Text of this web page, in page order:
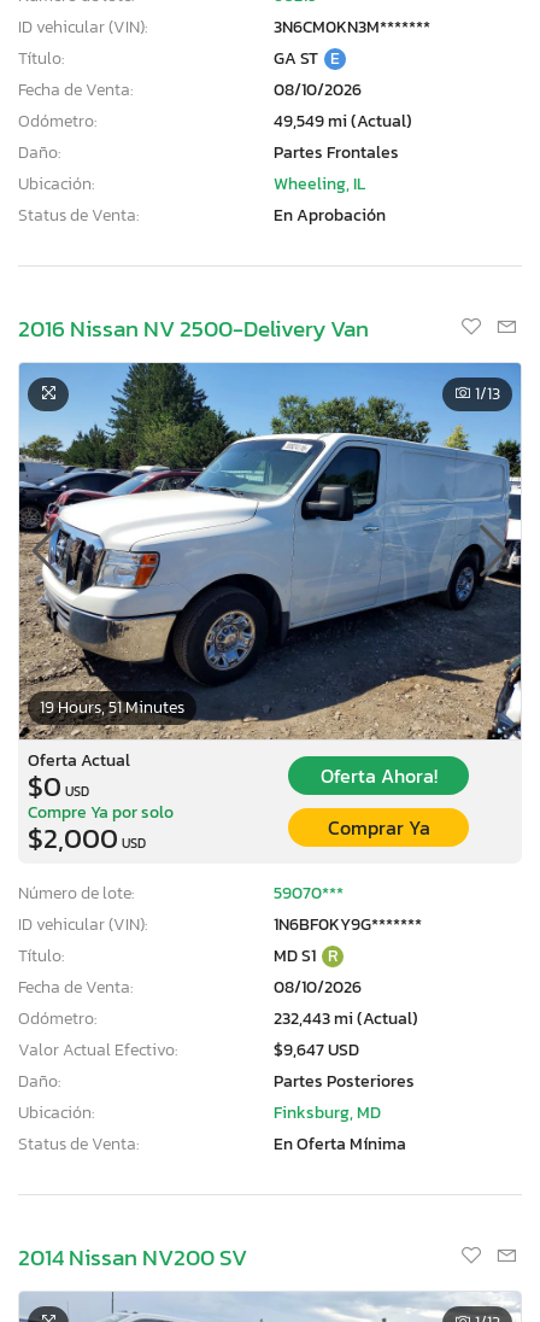
ID vehicular (VIN):
3N6CM0KN3M*******
Título:
GA ST E
Fecha de Venta:
08/10/2026
Odómetro:
49,549 mi (Actual)
Daño:
Partes Frontales
Ubicación:
Wheeling, IL
Status de Venta:
En Aprobación
2016 Nissan NV 2500-Delivery Van
19 Hours, 51 Minutes
1/13
Oferta Actual
$0 USD
Oferta Ahora!
Compre Ya por solo
$2,000 USD
Comprar Ya
Número de lote:
59070***
ID vehicular (VIN):
1N6BF0KY9G*******
Título:
MD S1 R
Fecha de Venta:
08/10/2026
Odómetro:
232,443 mi (Actual)
Valor Actual Efectivo:
$9,647 USD
Daño:
Partes Posteriores
Ubicación:
Finksburg, MD
Status de Venta:
En Oferta Mínima
2014 Nissan NV200 SV